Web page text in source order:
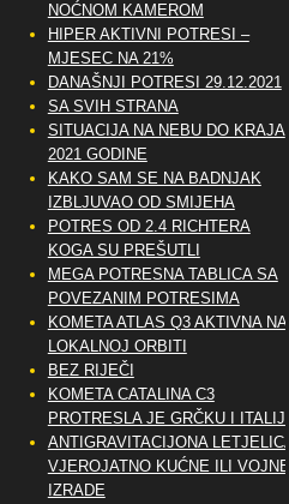
NOĆNOM KAMEROM
HIPER AKTIVNI POTRESI –
MJESEC NA 21%
DANAŠNJI POTRESI 29.12.2021
SA SVIH STRANA
SITUACIJA NA NEBU DO KRAJA
2021 GODINE
KAKO SAM SE NA BADNJAK
IZBLJUVAO OD SMIJEHA
POTRES OD 2.4 RICHTERA
KOGA SU PREŠUTLI
MEGA POTRESNA TABLICA SA
POVEZANIM POTRESIMA
KOMETA ATLAS Q3 AKTIVNA NA
LOKALNOJ ORBITI
BEZ RIJEČI
KOMETA CATALINA C3
PROTRESLA JE GRČKU I ITALIJU
ANTIGRAVITACIJONA LETJELICA
VJEROJATNO KUĆNE ILI VOJNE
IZRADE